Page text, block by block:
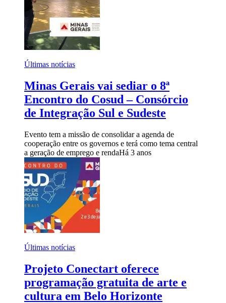
Últimas notícias
Minas Gerais vai sediar o 8ª
Encontro do Cosud – Consórcio
de Integração Sul e Sudeste
Evento tem a missão de consolidar a agenda de
cooperação entre os governos e terá como tema central
a geração de emprego e rendaHá 3 anos
Últimas notícias
Projeto Conectart oferece
programação gratuita de arte e
cultura em Belo Horizonte